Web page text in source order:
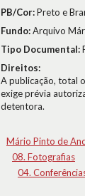
PB/Cor:Preto e
Fundo:Arquivo
Tipo Documental:
Direitos:
A publicação, total
exige prévia
detentora.
Mário Pinto de
08. Fotografias
04.